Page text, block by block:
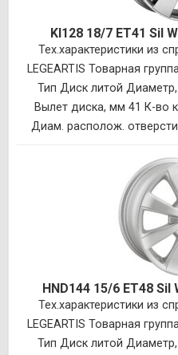
KI128 18/7 ET41 Sil
Тех.характеристики из
LEGEARTIS Товарная
Тип Диск литой
Вылет диска, мм 41 К-во
Диам. располож.
HND144 15/6 ET48 Sil
Тех.характеристики из
LEGEARTIS Товарная
Тип Диск литой